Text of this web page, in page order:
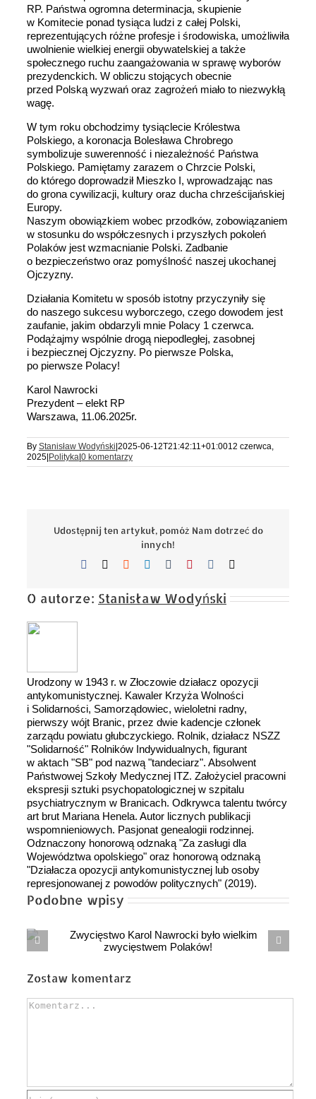
RP. Państwa ogromna determinacja, skupienie
w Komitecie ponad tysiąca ludzi z całej Polski,
reprezentujących różne profesje i środowiska, umożliwiła
uwolnienie wielkiej energii obywatelskiej a także
społecznego ruchu zaangażowania w sprawę wyborów
prezydenckich. W obliczu stojących obecnie
przed Polską wyzwań oraz zagrożeń miało to niezwykłą
wagę.
W tym roku obchodzimy tysiąclecie Królestwa
Polskiego, a koronacja Bolesława Chrobrego
symbolizuje suwerenność i niezależność Państwa
Polskiego. Pamiętamy zarazem o Chrzcie Polski,
do którego doprowadził Mieszko I, wprowadzając nas
do grona cywilizacji, kultury oraz ducha chrześcijańskiej
Europy.
Naszym obowiązkiem wobec przodków, zobowiązaniem
w stosunku do współczesnych i przyszłych pokoleń
Polaków jest wzmacnianie Polski. Zadbanie
o bezpieczeństwo oraz pomyślność naszej ukochanej
Ojczyzny.
Działania Komitetu w sposób istotny przyczyniły się
do naszego sukcesu wyborczego, czego dowodem jest
zaufanie, jakim obdarzyli mnie Polacy 1 czerwca.
Podążajmy wspólnie drogą niepodległej, zasobnej
i bezpiecznej Ojczyzny. Po pierwsze Polska,
po pierwsze Polacy!
Karol Nawrocki
Prezydent – elekt RP
Warszawa, 11.06.2025r.
By Stanisław Wodyński|2025-06-12T21:42:11+01:0012 czerwca,
2025|Polityka|0 komentarzy
Udostępnij ten artykuł, pomóż Nam dotrzeć do
innych!
Facebook Reddit LinkedIn
TumblrPinterest
O autorze: Stanisław Wodyński
Urodzony w 1943 r. w Złoczowie działacz opozycji
antykomunistycznej. Kawaler Krzyża Wolności
i Solidarności, Samorządowiec, wieloletni radny,
pierwszy wójt Branic, przez dwie kadencje członek
zarządu powiatu głubczyckiego. Rolnik, działacz NSZZ
"Solidarność" Rolników Indywidualnych, figurant
w aktach "SB" pod nazwą "tandeciarz". Absolwent
Państwowej Szkoły Medycznej ITZ. Założyciel pracowni
ekspresji sztuki psychopatologicznej w szpitalu
psychiatrycznym w Branicach. Odkrywca talentu twórcy
art brut Mariana Henela. Autor licznych publikacji
wspomnieniowych. Pasjonat genealogii rodzinnej.
Odznaczony honorową odznaką "Za zasługi dla
Województwa opolskiego" oraz honorową odznaką
"Działacza opozycji antykomunistycznej lub osoby
represjonowanej z powodów politycznych" (2019).
Podobne wpisy
Mija rok od objęcia urzędu prezydenta
Zostaw komentarz
Comment